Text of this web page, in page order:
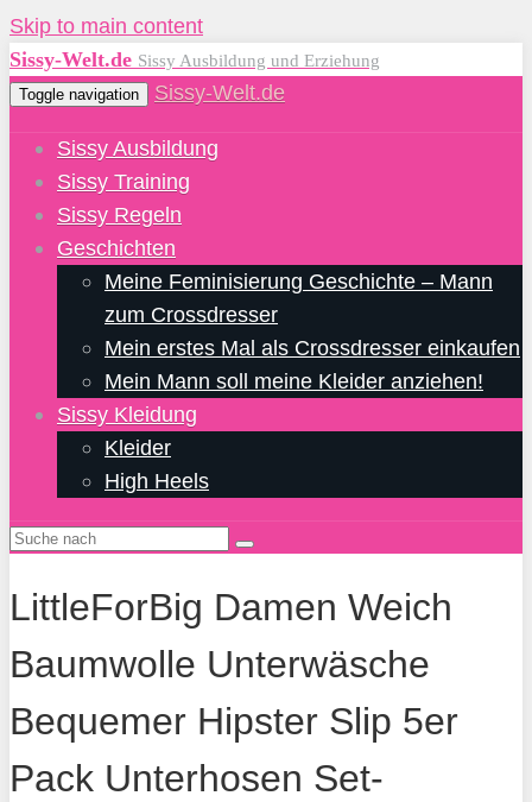
Skip to main content
Sissy-Welt.de Sissy Ausbildung und Erziehung
Toggle navigation Sissy-Welt.de
Sissy Ausbildung
Sissy Training
Sissy Regeln
Geschichten
Meine Feminisierung Geschichte – Mann
zum Crossdresser
Mein erstes Mal als Crossdresser einkaufen
Mein Mann soll meine Kleider anziehen!
Sissy Kleidung
Kleider
High Heels
LittleForBig Damen Weich
Baumwolle Unterwäsche
Bequemer Hipster Slip 5er
Pack Unterhosen Set-